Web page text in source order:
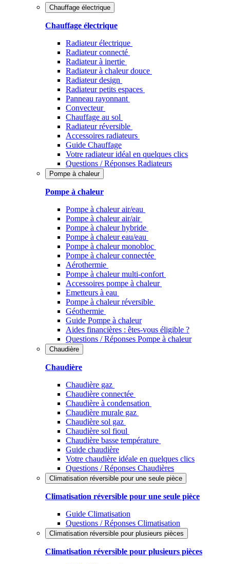
Chauffage électrique
Chauffage électrique
Radiateur électrique
Radiateur connecté
Radiateur à inertie
Radiateur à chaleur douce
Radiateur design
Radiateur petits espaces
Panneau rayonnant
Convecteur
Chauffage au sol
Radiateur réversible
Accessoires radiateurs
Guide Chauffage
Votre radiateur idéal en quelques clics
Questions / Réponses Radiateurs
Pompe à chaleur
Pompe à chaleur
Pompe à chaleur air/eau
Pompe à chaleur air/air
Pompe à chaleur hybride
Pompe à chaleur​ eau/eau
Pompe à chaleur monobloc
Pompe à chaleur connectée
Aérothermie
Pompe à chaleur multi-confort
Accessoires pompe à chaleur
Emetteurs à eau
Pompe à chaleur réversible
Géothermie
Guide Pompe à chaleur
Aides financières : êtes-vous éligible ?
Questions / Réponses Pompe à chaleur
Chaudière
Chaudière
Chaudière gaz
Chaudière connectée
Chaudière à condensation
Chaudière murale gaz
Chaudière sol gaz
Chaudière sol fioul
Chaudière basse température
Guide chaudière
Votre chaudière idéale en quelques clics
Questions / Réponses Chaudières
Climatisation réversible pour une seule pièce
Climatisation réversible pour une seule pièce
Guide Climatisation
Questions / Réponses Climatisation
Climatisation réversible pour plusieurs pièces
Climatisation réversible pour plusieurs pièces